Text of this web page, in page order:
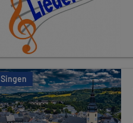
Singen